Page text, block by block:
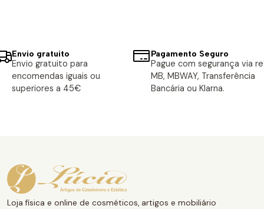
Envio gratuito
Envio gratuito para
encomendas iguais ou
superiores a 45€
Pagamento Seguro
Pague com segurança via
MB, MBWAY, Transferência
Bancária ou Klarna.
Loja física e online de cosméticos, artigos e mobiliário